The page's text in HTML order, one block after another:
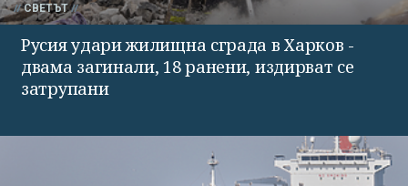
СВЕТЪТ
Русия удари жилищна сграда в Харков -
двама загинали, 18 ранени, издирват се
затрупани